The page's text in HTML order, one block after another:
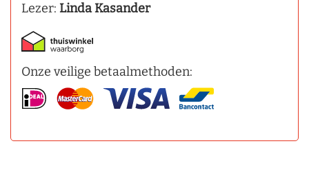
Lezer: Linda Kasander
Onze veilige betaalmethoden: